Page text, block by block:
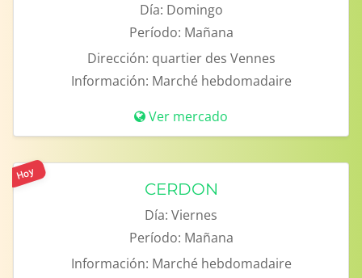
Día: Domingo
Período: Mañana
Dirección: quartier des Vennes
Información: Marché hebdomadaire
Ver mercado
Hoy
CERDON
Día: Viernes
Período: Mañana
Información: Marché hebdomadaire